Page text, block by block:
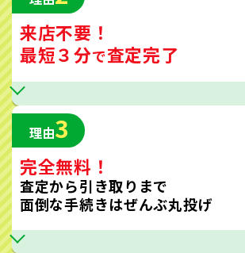
来店不要！
最短３分で査定完了
理由3
完全無料！
査定から引き取りまで
面倒な手続きはぜんぶ丸投げ